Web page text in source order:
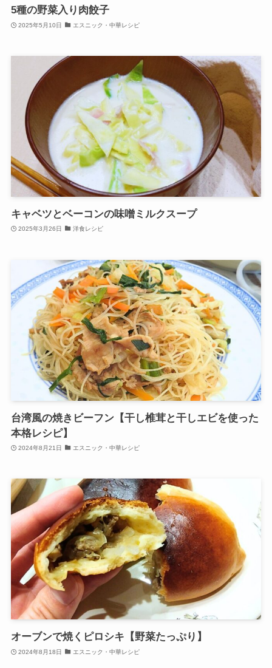
5種の野菜入り肉餃子
2025年5月10日 エスニック・中華レシピ
キャベツとベーコンの味噌ミルクスープ
2025年3月26日 洋食レシピ
台湾風の焼きビーフン【干し椎茸と干しエビを使った
本格レシピ】
2024年8月21日 エスニック・中華レシピ
オーブンで焼くピロシキ【野菜たっぷり】
2024年8月18日 エスニック・中華レシピ